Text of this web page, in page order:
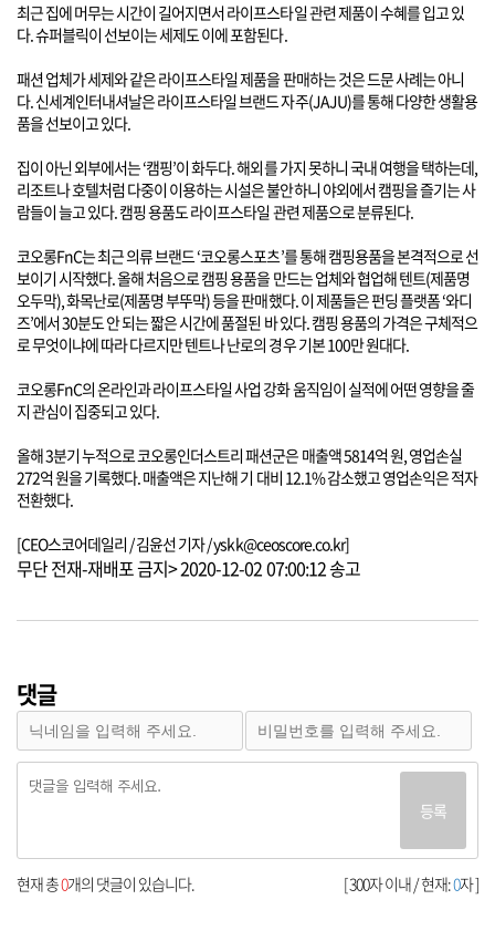
최근 집에 머무는 시간이 길어지면서 라이프스타일 관련 제품이 수혜를 입고 있
다. 슈퍼블릭이 선보이는 세제도 이에 포함된다.
패션 업체가 세제와 같은 라이프스타일 제품을 판매하는 것은 드문 사례는 아니
다. 신세계인터내셔날은 라이프스타일 브랜드 자주(JAJU)를 통해 다양한 생활용
품을 선보이고 있다.
집이 아닌 외부에서는 ‘캠핑’이 화두다. 해외를 가지 못하니 국내 여행을 택하는데,
리조트나 호텔처럼 다중이 이용하는 시설은 불안하니 야외에서 캠핑을 즐기는 사
람들이 늘고 있다. 캠핑 용품도 라이프스타일 관련 제품으로 분류된다.
코오롱FnC는 최근 의류 브랜드 ‘코오롱스포츠’를 통해 캠핑용품을 본격적으로 선
보이기 시작했다. 올해 처음으로 캠핑 용품을 만드는 업체와 협업해 텐트(제품명
오두막), 화목난로(제품명 부뚜막) 등을 판매했다. 이 제품들은 펀딩 플랫폼 ‘와디
즈’에서 30분도 안 되는 짧은 시간에 품절된 바 있다. 캠핑 용품의 가격은 구체적으
로 무엇이냐에 따라 다르지만 텐트나 난로의 경우 기본 100만 원대다.
코오롱FnC의 온라인과 라이프스타일 사업 강화 움직임이 실적에 어떤 영향을 줄
지 관심이 집중되고 있다.
올해 3분기 누적으로 코오롱인더스트리 패션군은 매출액 5814억 원, 영업손실
272억 원을 기록했다. 매출액은 지난해 기 대비 12.1% 감소했고 영업손익은 적자
전환했다.
[CEO스코어데일리 / 김윤선 기자 / yskk@ceoscore.co.kr]
무단 전재-재배포 금지> 2020-12-02 07:00:12 송고
댓글
등록
[ 300자 이내 / 현재:0자 ]
현재 총0개의 댓글이 있습니다.